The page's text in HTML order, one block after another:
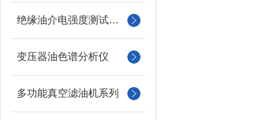
绝缘油介电强度测试仪系列
变压器油色谱分析仪
多功能真空滤油机系列